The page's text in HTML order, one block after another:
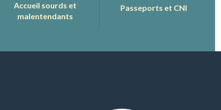
Accueil sourds et
malentendants
Passeports et CNI